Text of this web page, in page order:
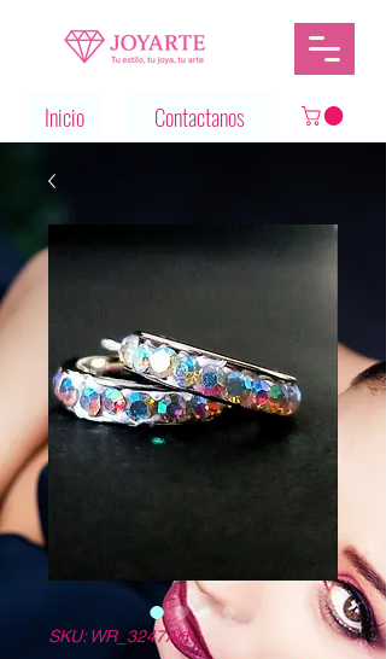
Inicio Contactanos
SKU: WR_3247AH